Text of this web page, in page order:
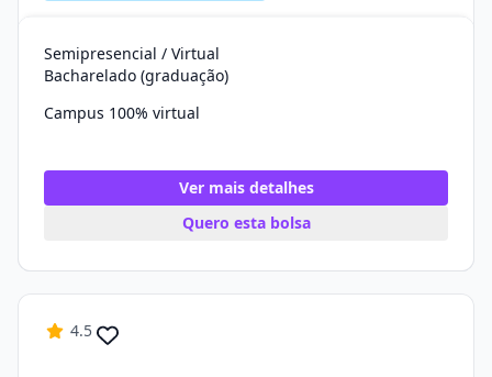
Semipresencial / Virtual
Bacharelado (graduação)
Campus 100% virtual
Ver mais detalhes
Quero esta bolsa
4.5